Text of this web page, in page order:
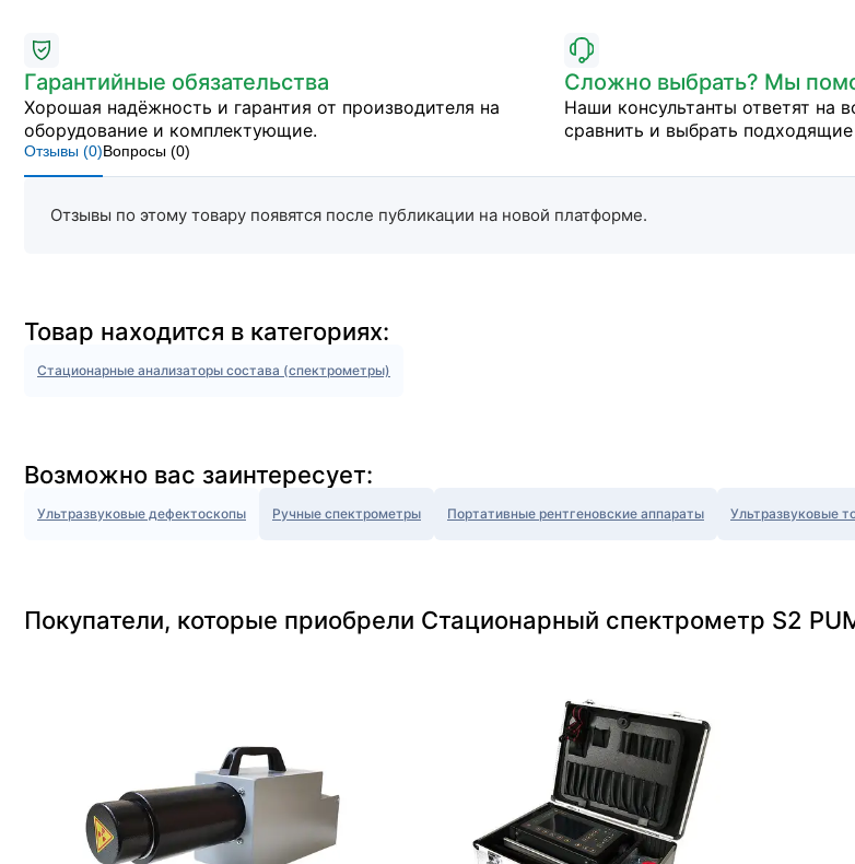
Гарантийные обязательства
Хорошая надёжность и гарантия от производителя на
оборудование и комплектующие.
Сложно выбрать? Мы
Наши консультанты ответят на
сравнить и выбрать
Отзывы (0)Вопросы (0)
Отзывы по этому товару появятся после публикации на новой платформе.
Товар находится в категориях:
Стационарные анализаторы состава (спектрометры)
Возможно вас заинтересует:
Ультразвуковые дефектоскопы Ручные спектрометры Портативные рентгеновские аппараты Ультразвуковые
Покупатели, которые приобрели Стационарный спектрометр S2